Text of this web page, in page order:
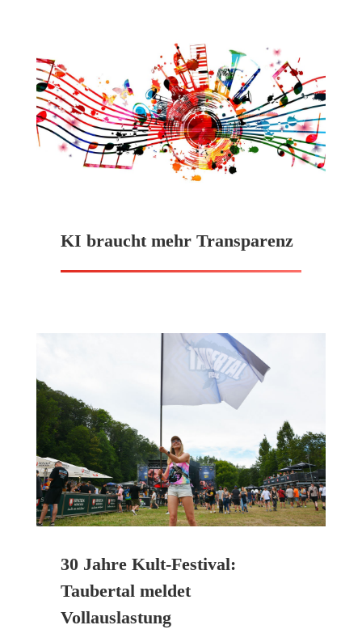
KI braucht mehr Transparenz
30 Jahre Kult-Festival:
Taubertal meldet
Vollauslastung